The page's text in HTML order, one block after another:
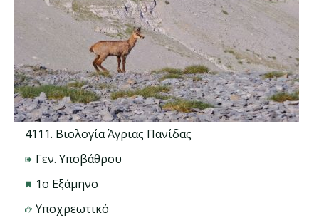
4111. Βιολογία Άγριας Πανίδας
Γεν. Υποβάθρου
1ο Εξάμηνο
Υποχρεωτικό